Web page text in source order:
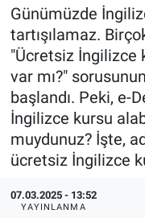
Günümüzde
tartışılamaz.
"Ücretsiz İngilizce
var mı?"
başlandı. Peki, e-
İngilizce kursu
muydunuz? İşte,
ücretsiz İngilizce
07.03.2025 - 13:52
YAYINLANMA
Dünya
Ege Saati
Ege'den
Eğitim
Eğlence
Spor
Yayın Akışı
İletişim
Son Dakika
Haber Arşivi